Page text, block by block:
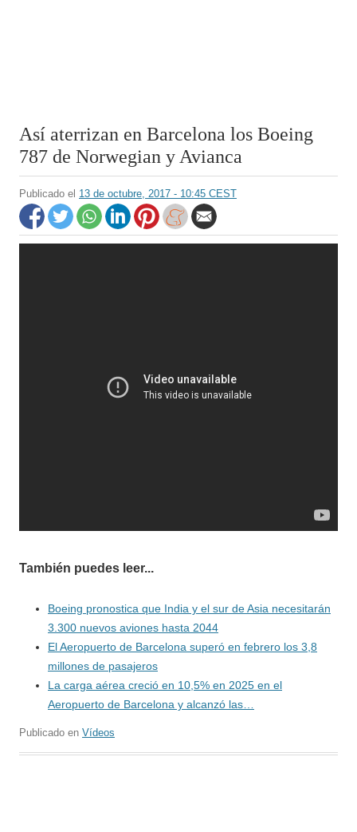
Así aterrizan en Barcelona los Boeing
787 de Norwegian y Avianca
Publicado el 13 de octubre, 2017 - 10:45 CEST
También puedes leer...
Boeing pronostica que India y el sur de Asia necesitarán
3.300 nuevos aviones hasta 2044
El Aeropuerto de Barcelona superó en febrero los 3,8
millones de pasajeros
La carga aérea creció en 10,5% en 2025 en el
Aeropuerto de Barcelona y alcanzó las…
Publicado en Vídeos